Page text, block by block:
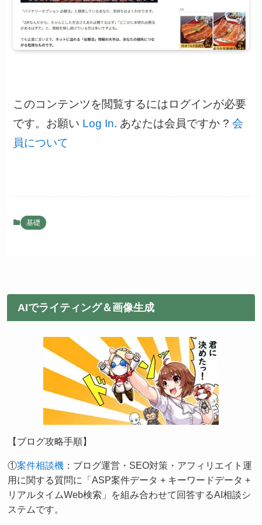
このコンテンツを閲覧するにはログインが必要
です。お願い Log In. あなたは会員ですか ?会
員について
基礎
AIでライティング＆画像生成
【ブログ攻略手順】
①案件相談機 ：ブログ運営・SEO対策・アフィリエイト運
用に関する質問に「ASP案件データ + キーワードデータ +
リアルタイムWeb検索」を組み合わせて回答するAI相談シ
ステムです。